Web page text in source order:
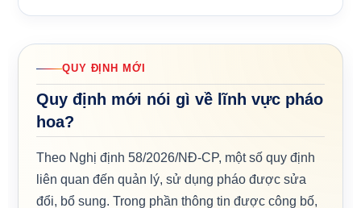
QUY ĐỊNH MỚI
Quy định mới nói gì về lĩnh vực pháo
hoa?
Theo Nghị định 58/2026/NĐ-CP, một số quy định
liên quan đến quản lý, sử dụng pháo được sửa
đổi, bổ sung. Trong phần thông tin được công bố,